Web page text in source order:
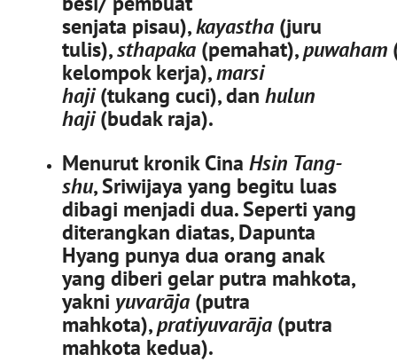
senjata pisau),kayastha (juru
tulis),sthapaka (pemahat),puwaham
kelompok kerja),marsi
haji(tukang cuci), dan hulun
haji(budak raja).
Menurut kronik Cina Hsin Tang-
shu, Sriwijaya yang begitu luas
dibagi menjadi dua. Seperti yang
diterangkan diatas, Dapunta
Hyang punya dua orang anak
yang diberi gelar putra mahkota,
yakni yuvarāja (putra
mahkota),pratiyuvarāja (putra
mahkota kedua).